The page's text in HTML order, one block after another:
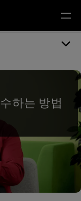
하는 방법